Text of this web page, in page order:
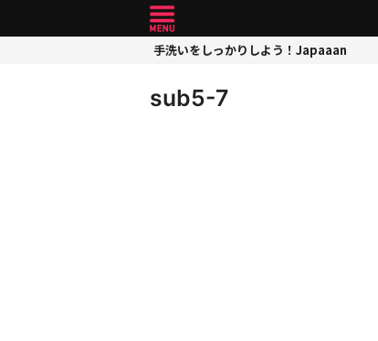
手洗いをしっかりしよう！Japaaan
sub5-7